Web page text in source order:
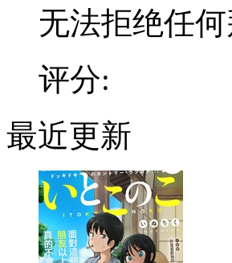
无法拒绝任
评分:
最近更新